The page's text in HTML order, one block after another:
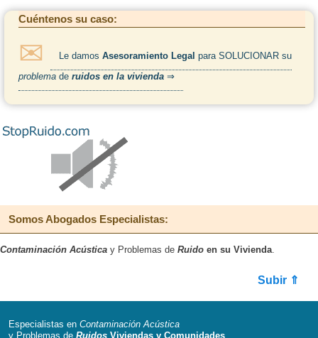
Cuéntenos su caso:
Le damosAsesoramiento Legal para SOLUCIONAR su
problema de ruidos en la vivienda ⇒
Somos Abogados Especialistas:
Contaminación Acústica y Problemas de Ruido en su Vivienda
Subir ⇑
Especialistas en Contaminación Acústica
y Problemas de Ruidos Viviendas y Comunidades